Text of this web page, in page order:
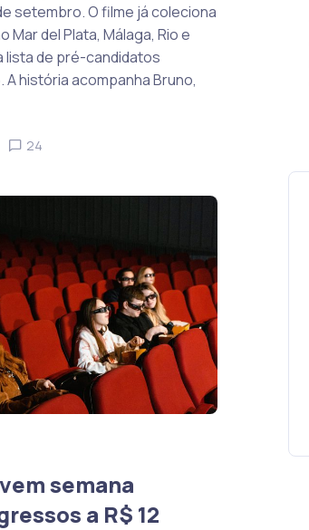
setembro. O filme já coleciona
del Plata, Málaga, Rio e
lista de pré-candidatos
história acompanha Bruno,
24
semana
a R$ 12